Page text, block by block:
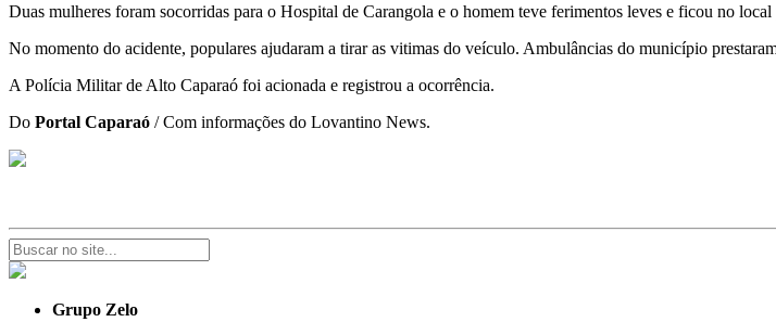
Duas mulheres foram socorridas para o Hospital de Carangola e o homem teve ferimentos leves e ficou no
No momento do acidente, populares ajudaram a tirar as vitimas do veículo. Ambulâncias do município
A Polícia Militar de Alto Caparaó foi acionada e registrou a ocorrência.
Do Portal Caparaó / Com informações do Lovantino News.
Grupo Zelo